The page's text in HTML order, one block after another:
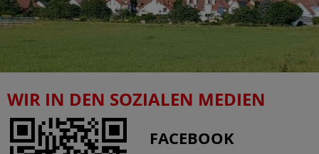
WIR IN DEN SOZIALEN MEDIEN
FACEBOOK